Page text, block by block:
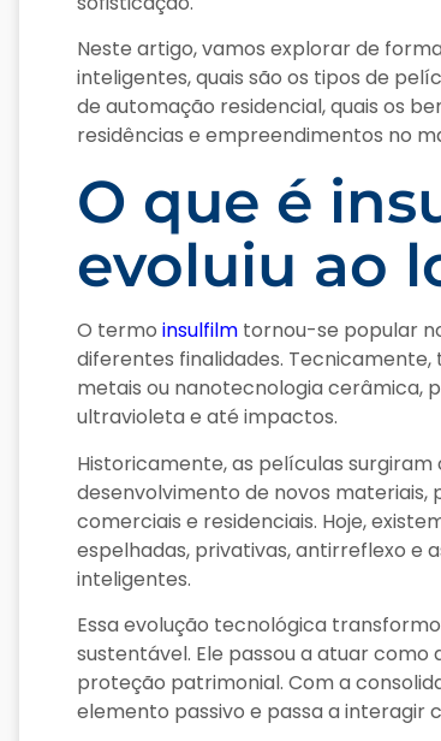
Neste artigo, vamos explorar de
inteligentes, quais são os tipos de
de automação residencial, quais os
residências e empreendimentos no
O que é
evoluiu ao
O termo insulfilm tornou-se popular
diferentes finalidades.
metais ou nanotecnologia cerâmica,
ultravioleta e até impactos.
Historicamente, as películas
desenvolvimento de novos
comerciais e residenciais. Hoje,
espelhadas, privativas, antirreflexo e
inteligentes.
Essa evolução tecnológica
sustentável. Ele passou a atuar
proteção patrimonial. Com a
elemento passivo e passa a interagir